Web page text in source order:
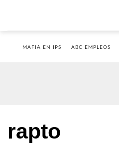
MAFIA EN IPS ABC EMPLEOS
rapto